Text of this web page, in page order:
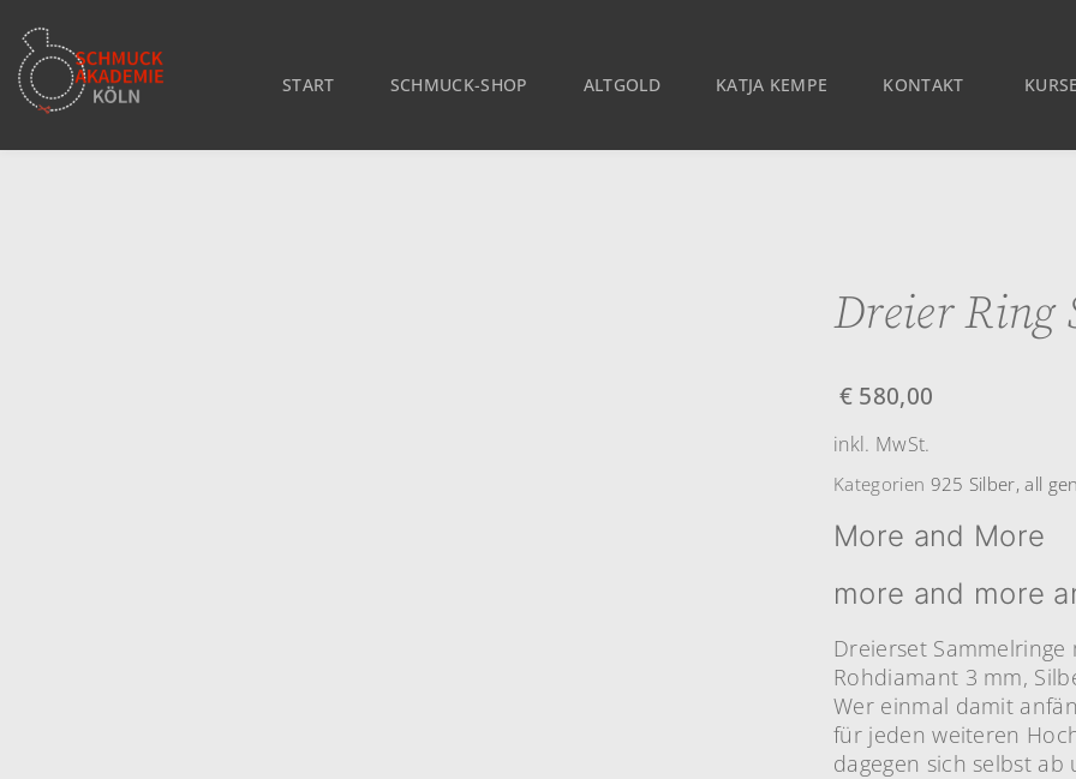
START SCHMUCK-SHOP ALTGOLD KATJA KEMPE KONTAKT
Dreier Ring
€ 580,00
inkl. MwSt.
Kategorien 925 Silber,all
More and More
more and more
Dreierset
Rohdiamant 3 mm,
Wer einmal damit
für jeden weiteren
dagegen sich selbst